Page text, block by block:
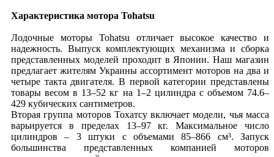
Характеристика мотора Tohatsu
Лодочные моторы Tohatsu отличает высокое качество и
надежность. Выпуск комплектующих механизма и сборка
представленных моделей проходит в Японии. Наш магазин
предлагает жителям Украины ассортимент моторов на два и
четыре такта двигателя. В первой категории представлены
товары весом в 13–52 кг на 1–2 цилиндра с объемом 74.6–
429 кубических сантиметров.
Вторая группа моторов Тохатсу включает модели, чья масса
варьируется в пределах 13–97 кг. Максимальное число
цилиндров – 3 штуки с объемами 85–866 см³. Запуск
большинства представленных компанией моторов